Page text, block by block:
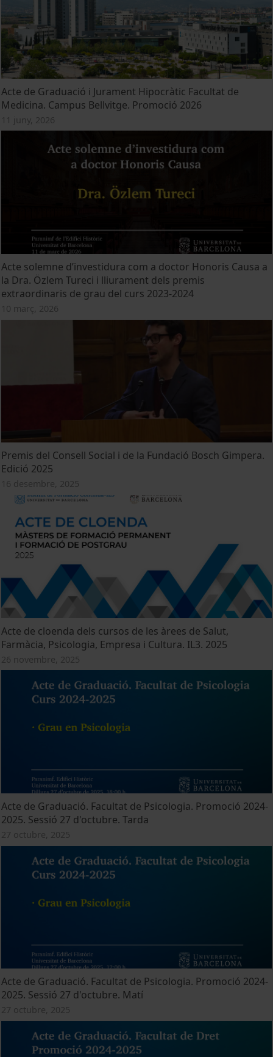
Acte de Graduació i Jurament Hipocràtic Facultat de
Medicina. Campus Bellvitge. Promoció 2026
11 juny, 2026
Acte solemne d’investidura com a doctor Honoris Causa a
la Dra. Özlem Tureci i lliurament dels premis
extraordinaris de grau del curs 2023-2024
10 març, 2026
Premis del Consell Social i de la Fundació Bosch Gimpera.
Edició 2025
16 desembre, 2025
Acte de cloenda dels cursos de les àrees de Salut,
Farmàcia, Psicologia, Empresa i Cultura. IL3. 2025
26 novembre, 2025
Acte de Graduació. Facultat de Psicologia. Promoció 2024-
2025. Sessió 27 d'octubre. Tarda
27 octubre, 2025
Acte de Graduació. Facultat de Psicologia. Promoció 2024-
2025. Sessió 27 d'octubre. Matí
27 octubre, 2025